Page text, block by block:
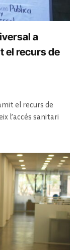
a
el recurs de
el recurs de
l’accés sanitari